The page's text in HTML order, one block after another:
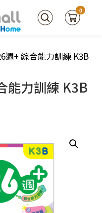
0
週+ 綜合能力訓練 K3B
能力訓練 K3B